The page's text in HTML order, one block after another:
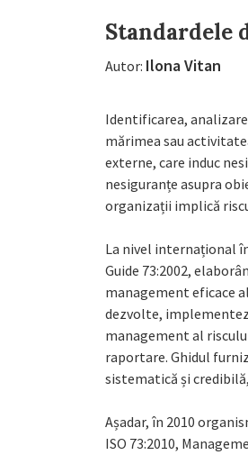
Standardele
Autor: Ilona Vitan
Identificarea,
mărimea sau
externe, care induc
nesiguranțe asupra
organizații implică
La nivel internațional
Guide 73:2002,
management eficace
dezvolte,
management al
raportare. Ghidul
sistematică și
Așadar, în 2010
ISO 73:2010,